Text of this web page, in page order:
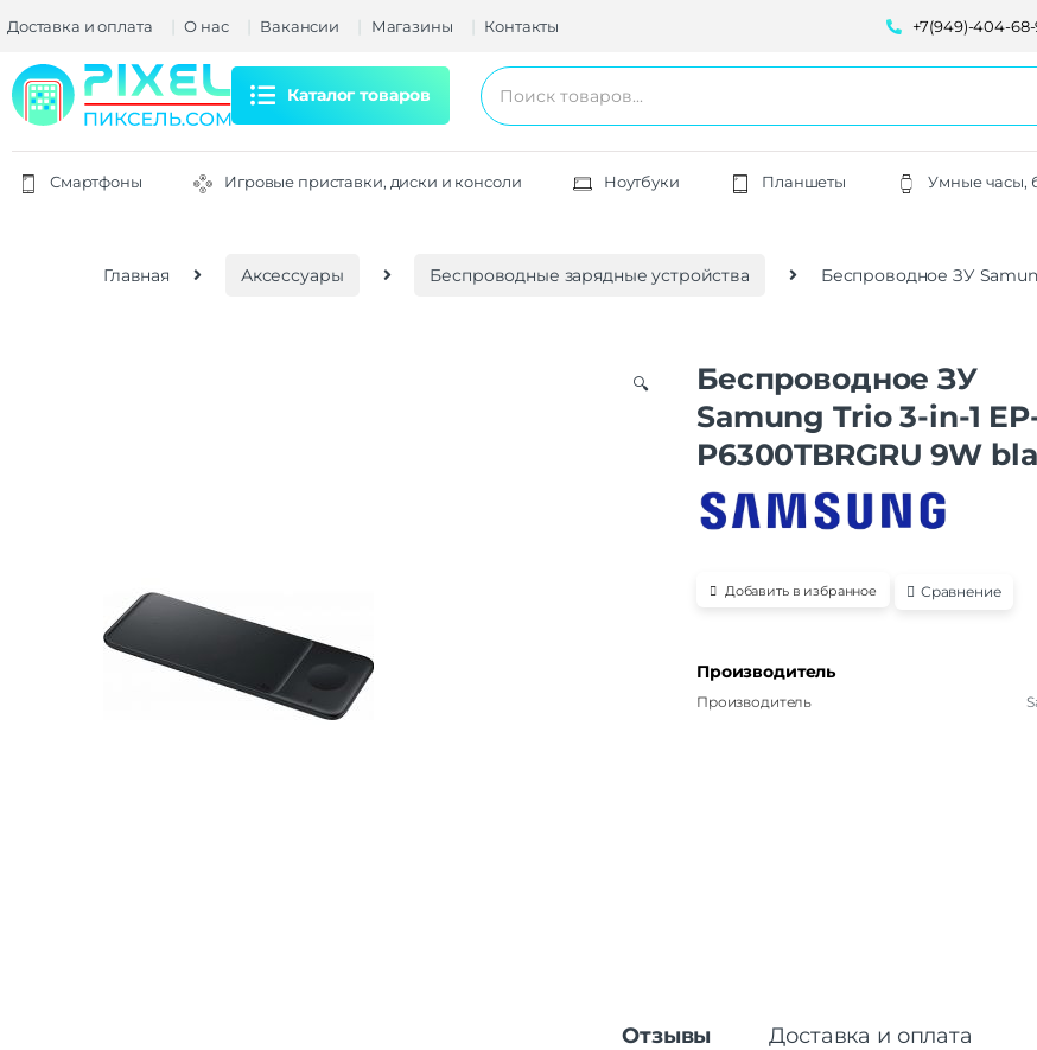
Доставка и оплата О нас Вакансии Магазины Контакты +7(949)-404-68-
Каталог товаров
Смартфоны Игровые приставки, диски и консоли Ноутбуки Планшеты Умные часы,
Главная Аксессуары Беспроводные зарядные устройства Беспроводное ЗУ
🔍
Беспроводное ЗУ
Samung Trio 3-in-1
P6300TBRGRU 9W
Добавить в избранное Сравнение
Производитель
Производитель
Отзывы Доставка и оплата